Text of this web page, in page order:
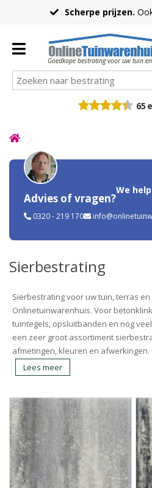
Scherpe prijzen.
Goedkope bestrating voor uw tuin
65
Advies of vragen?
We
0320 - 219 170
Sierbestrating
Sierbestrating voor uw tuin, terras
Onlinetuinwarenhuis. Voor
tuintegels, opsluitbanden en nog
een zeer groot assortiment
afmetingen, kleuren en afwerkingen.
Lees meer